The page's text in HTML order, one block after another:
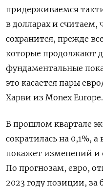
придерживаемся
в долларах и считаем,
сохранится, прежде
которые продолжают
фундаментальные
это касается пары
Харви из Monex Europe.
В прошлом квартале
сократилась на 0,1%,
покажет изменений и
По прогнозам, евро,
2023 году позиции,